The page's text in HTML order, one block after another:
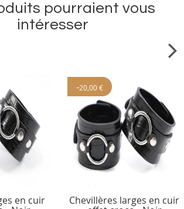
pourraient vous
intéresser
en cuir
-20,00 €
Chevillères larges en cuir